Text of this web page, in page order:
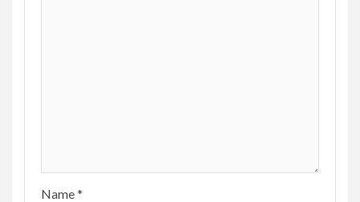
Name*